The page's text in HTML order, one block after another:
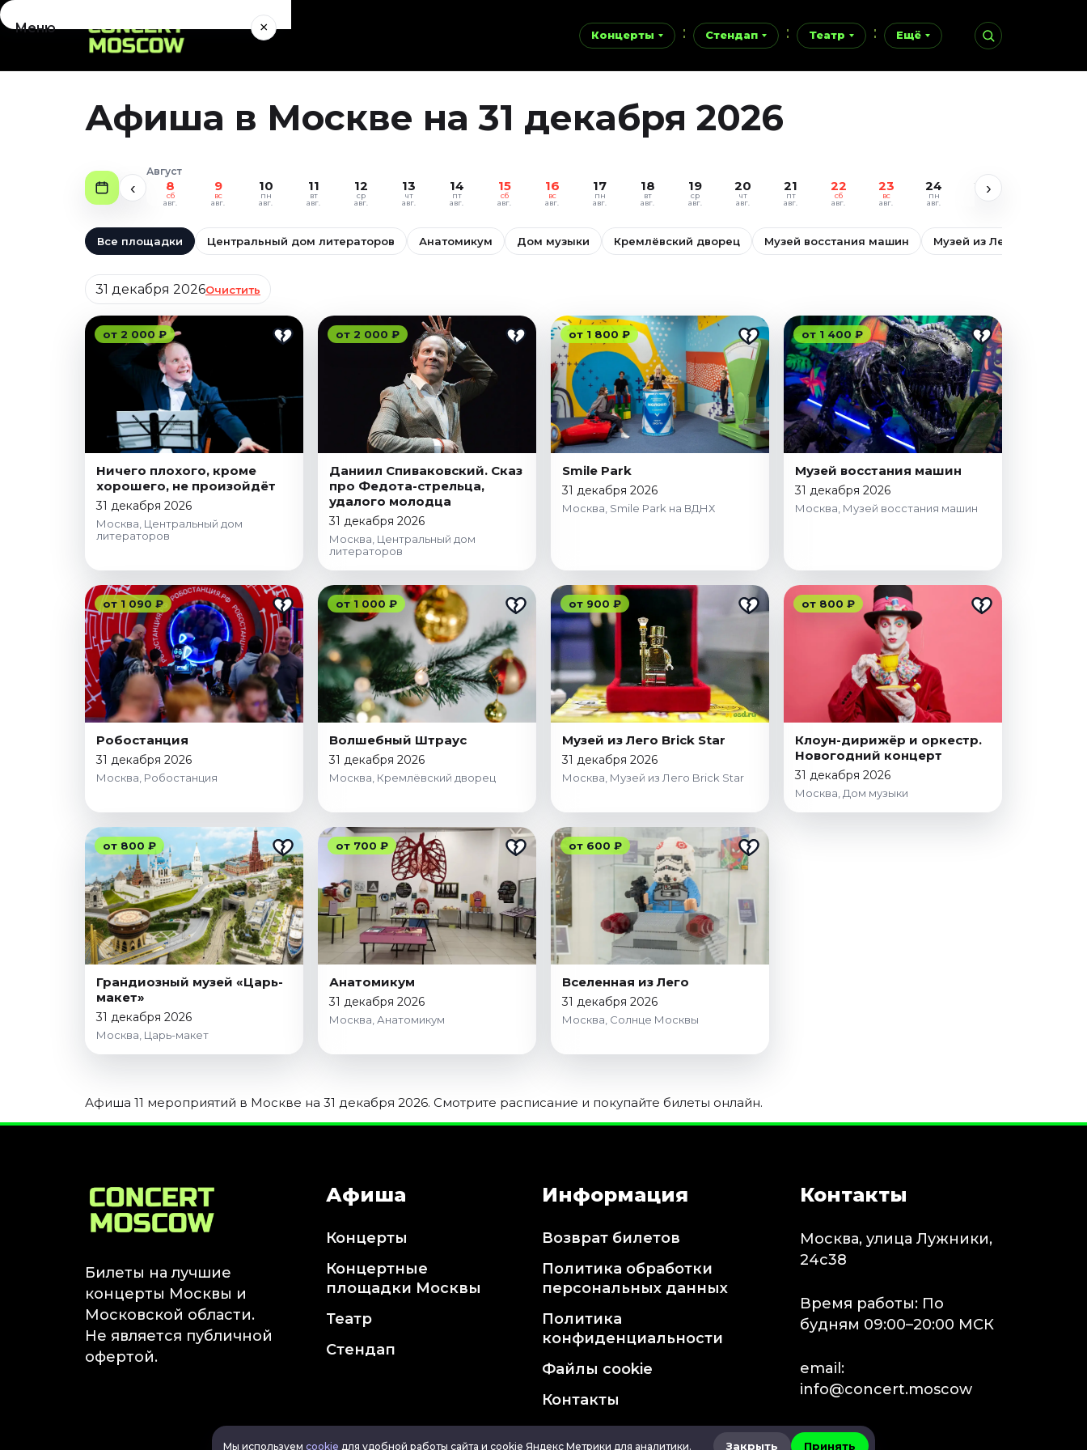
Концерты Стендап Театр Ещё
Меню ×
Концерты
Сентябрь 2026
Декабрь 2026
Январь 2027
Сентябрь 2026
Октябрь 2026
Ноябрь 2026
Декабрь 2026
Октябрь 2026
Ноябрь 2026
Декабрь 2026
Сентябрь 2026
Октябрь 2026
Декабрь 2026
Январь 2027
Экскурсии
Сентябрь 2026
Октябрь 2026
Сентябрь 2026
Октябрь 2026
Август 2026
Сентябрь 2026
Октябрь 2026
Ноябрь 2026
Декабрь 2026
Афиша в Москве на 31 декабря 2026
‹
Август
8
сб
авг.
9
вс
авг.
10
пн
авг.
11
вт
авг.
12
ср
авг.
13
чт
авг.
14
пт
авг.
15
сб
авг.
16
вс
авг.
17
пн
авг.
18
вт
авг.
19
ср
авг.
20
чт
авг.
21
пт
авг.
22
сб
авг.
23
вс
авг.
24
пн
авг.
25
вт
авг.
›
Все площадки Центральный дом литераторов Анатомикум Дом музыки Кремлёвский дворец Музей восстания машин Музей из Лего Brick Star
Дата
31 декабря 2026Очистить
от 2 000 ₽
Ничего плохого, кроме
хорошего, не произойдёт
31 декабря 2026
Москва, Центральный дом
литераторов
от 2 000 ₽
Даниил Спиваковский. Сказ
про Федота-стрельца,
удалого молодца
31 декабря 2026
Москва, Центральный дом
литераторов
от 1 800 ₽
Smile Park
31 декабря 2026
Москва, Smile Park на ВДНХ
от 1 400 ₽
Музей восстания машин
31 декабря 2026
Москва, Музей восстания машин
от 1 090 ₽
Робостанция
31 декабря 2026
Москва, Робостанция
от 1 000 ₽
Волшебный Штраус
31 декабря 2026
Москва, Кремлёвский дворец
от 900 ₽
Музей из Лего Brick Star
31 декабря 2026
Москва, Музей из Лего Brick Star
от 800 ₽
Клоун-дирижёр и оркестр.
Новогодний концерт
31 декабря 2026
Москва, Дом музыки
от 800 ₽
Грандиозный музей «Царь-
макет»
31 декабря 2026
Москва, Царь-макет
от 700 ₽
Анатомикум
31 декабря 2026
Москва, Анатомикум
от 600 ₽
Вселенная из Лего
31 декабря 2026
Москва, Солнце Москвы
Афиша 11 мероприятий в Москве на 31 декабря 2026. Смотрите расписание и покупайте билеты онлайн.
Билеты на лучшие
концерты Москвы и
Московской области.
Не является публичной
офертой.
Афиша
Концерты
Концертные
площадки Москвы
Театр
Стендап
Информация
Возврат билетов
Политика обработки
персональных данных
Политика
конфиденциальности
Файлы cookie
Контакты
Контакты
Москва, улица Лужники,
24с38
Время работы: По
будням 09:00–20:00 МСК
email:
info@concert.moscow
Мы используем cookie для удобной работы сайта и cookie Яндекс Метрики для аналитики. Принять
Закрыть